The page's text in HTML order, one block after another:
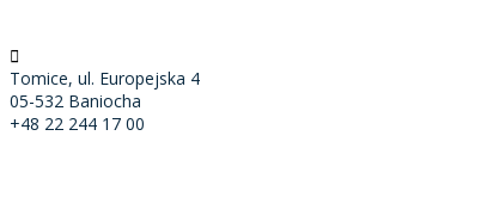
Tomice, ul. Europejska 4
05-532 Baniocha
+48 22 244 17 00